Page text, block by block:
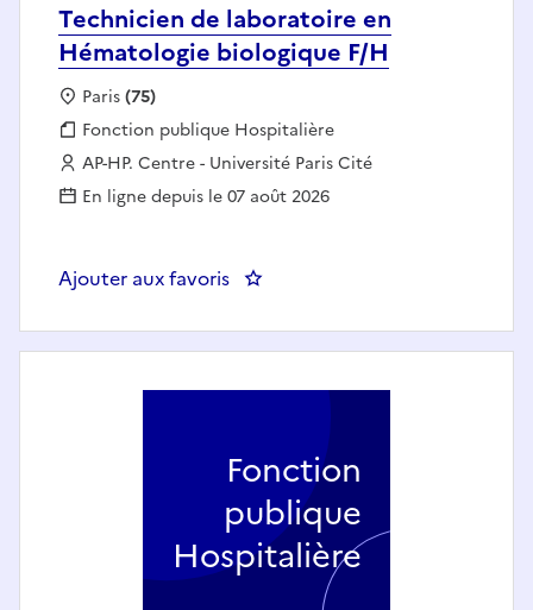
Technicien de laboratoire en
Hématologie biologique F/H
Localisation :
Paris(75)
Fonction publique :
Fonction publique Hospitalière
Employeur :
AP-HP. Centre - Université Paris Cité
En ligne depuis le 07 août 2026
Ajouter aux favoris : Technicien de laboratoire en
Fonction
publique
Hospitalière